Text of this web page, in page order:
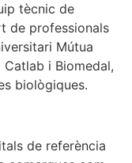
tècnic de
de professionals
Mútua
i Biomedal,
biològiques.
de referència